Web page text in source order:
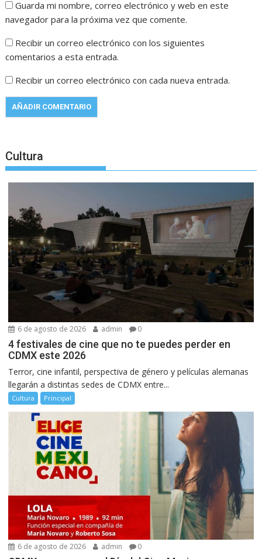
Guarda mi nombre, correo electrónico y web en este
navegador para la próxima vez que comente.
Recibir un correo electrónico con los siguientes
comentarios a esta entrada.
Recibir un correo electrónico con cada nueva entrada.
Cultura
6 de agosto de 2026 admin 0
4 festivales de cine que no te puedes perder en
CDMX este 2026
Terror, cine infantil, perspectiva de género y películas alemanas
llegarán a distintas sedes de CDMX entre...
Cultura Principal
6 de agosto de 2026 admin 0